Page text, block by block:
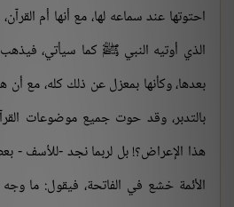
احتوتها عند سماعه لها، مع أنها أم
الذي أوتيه النبي ﷺ كما سيأتي، فيذهب
بعدها، وكأنها بمعزل عن ذلك كله، مع أن
بالتدبر، وقد حوت جميع موضوعات
هذا الإعراض؟! بل لربما نجد -للأسف -
الأئمة خشع في الفاتحة، فيقول: ما